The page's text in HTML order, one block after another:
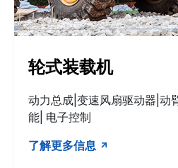
轮式装载机
动力总成|变速风扇驱动器|动
能| 电子控制
了解更多信息